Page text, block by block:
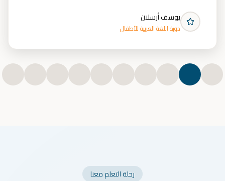
يوسف أرسلان
دورة اللغة العربية للأطفال
رحلة التعلم معنا